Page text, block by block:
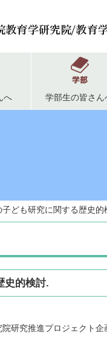
へ 学部生の皆さん
子ども研究に関する歴史的
史的検討.
研究推進プロジェクト企